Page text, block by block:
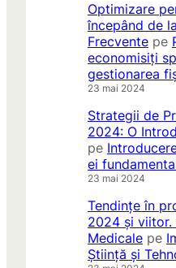
Optimizare
începând de
Frecvente pe
economisiți
gestionarea
23 mai 2024
Strategii de
2024: O
pe
ei
23 mai 2024
Tendințe în
2024 și viitor.
Medicale pe
Știință și